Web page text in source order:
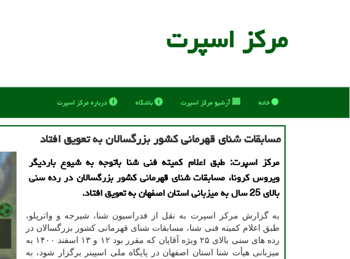
مركز اسپرت
خانه آرشیو مركز اسپرت باشگاه درباره مركز اسپرت
مسابقات شنای قهرمانی کشور بزرگسالان به تعویق افتاد
مرکز اسپرت: طبق اعلام کمیته فنی شنا باتوجه به شیوع باردیگر
ویروس کرونا، مسابقات شنای قهرمانی کشور بزرگسالان در رده سنی
بالای 25 سال به میزبانی استان اصفهان به تعویق افتاد.
به گزارش مرکز اسپرت به نقل از فدراسیون شنا، شیرجه و واترپلو،
طبق اعلام کمیته فنی شنا، مسابقات شنای قهرمانی کشور بزرگسالان در
رده های سنی بالای ۲۵ ویژه آقایان که مقرر بود ۱۲ و ۱۳ اسفند ۱۴۰۰ به
میزبانی هیأت شنا استان اصفهان در پایگاه ملی اسپینر برگزار شود، به